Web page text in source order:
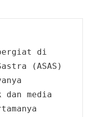
di
(ASAS)
media